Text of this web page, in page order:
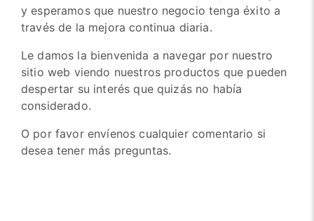
y esperamos que nuestro negocio tenga éxito a
través de la mejora continua diaria.
Le damos la bienvenida a navegar por nuestro
sitio web viendo nuestros productos que pueden
despertar su interés que quizás no había
considerado.
O por favor envíenos cualquier comentario si
desea tener más preguntas.